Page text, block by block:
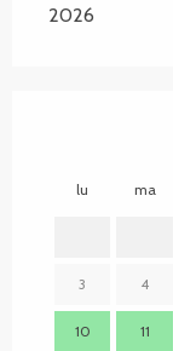
2026
lu ma
3 4
10 11